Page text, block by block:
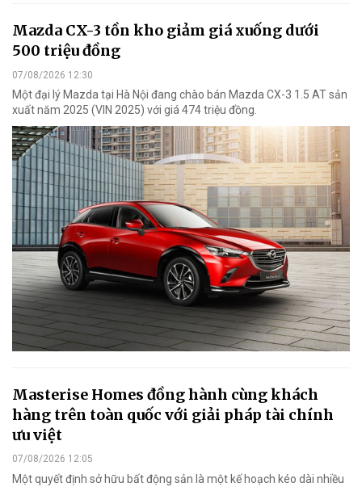
Mazda CX-3 tồn kho giảm giá xuống dưới
500 triệu đồng
07/08/2026 12:30
Một đại lý Mazda tại Hà Nội đang chào bán Mazda CX-3 1.5 AT sản
xuất năm 2025 (VIN 2025) với giá 474 triệu đồng.
Masterise Homes đồng hành cùng khách
hàng trên toàn quốc với giải pháp tài chính
ưu việt
07/08/2026 12:05
Một quyết định sở hữu bất động sản là một kế hoạch kéo dài nhiều